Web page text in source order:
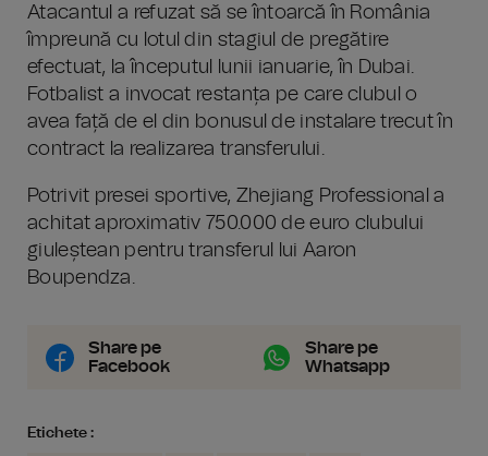
Atacantul a refuzat să se întoarcă în România
împreună cu lotul din stagiul de pregătire
efectuat, la începutul lunii ianuarie, în Dubai.
Fotbalist a invocat restanța pe care clubul o
avea față de el din bonusul de instalare trecut în
contract la realizarea transferului.
Potrivit presei sportive, Zhejiang Professional a
achitat aproximativ 750.000 de euro clubului
giuleștean pentru transferul lui Aaron
Boupendza.
Share pe
Facebook
Share pe
Whatsapp
Etichete :